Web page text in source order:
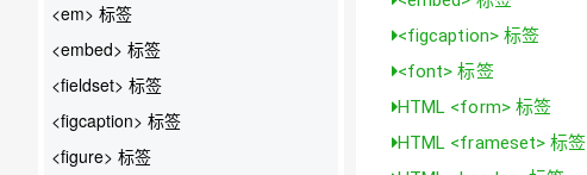
<em> 标签
<embed> 标签
<fieldset> 标签
<figcaption> 标签
<figure> 标签
<figcaption> 标签
<font> 标签
HTML <form> 标签
HTML <frameset> 标签